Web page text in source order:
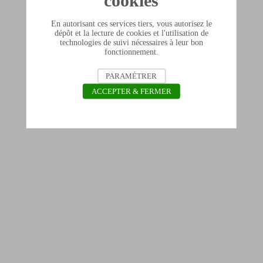
En autorisant ces services tiers, vous autorisez le
dépôt et la lecture de cookies et l'utilisation de
technologies de suivi nécessaires à leur bon
fonctionnement.
PARAMÉTRER
ACCEPTER & FERMER